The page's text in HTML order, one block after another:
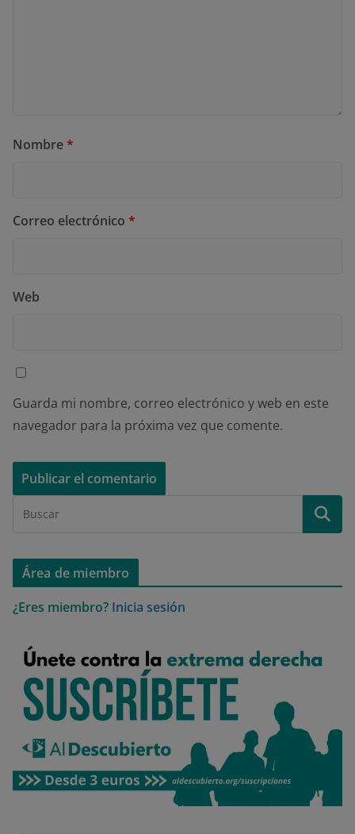
Nombre*
Correo electrónico *
Web
Guarda mi nombre, correo electrónico y web en este
navegador para la próxima vez que comente.
Área de miembro
¿Eres miembro? Inicia sesión